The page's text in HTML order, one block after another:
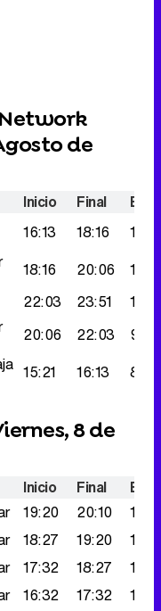
de
Inicio Final
16:13 18:16
18:16 20:06
22:03 23:51
20:06 22:03
15:21 16:13
8 de
Inicio Final
19:20 20:10
18:27 19:20
17:32 18:27
16:32 17:32